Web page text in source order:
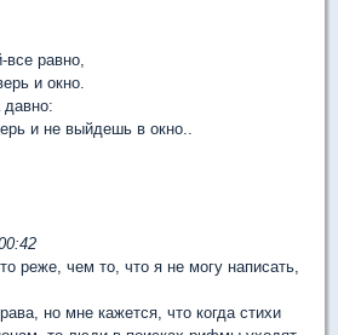
все равно,
и окно.
давно:
и не выйдешь в окно..
реже, чем то, что я не могу написать,
но мне кажется, что когда стихи